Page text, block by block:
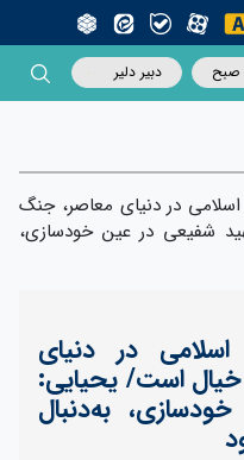
صبح دبیر دلیر
اسلامی در دنیای معاصر، جنگ
شفیعی در عین خودسازی،
در دنیای
است/ یحیایی:
به‌دنبال